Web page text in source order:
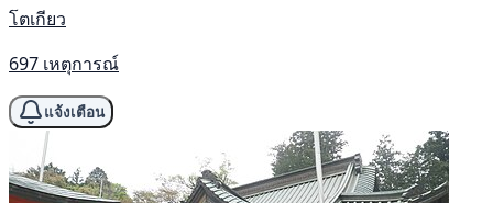
โตเกียว
697 เหตุการณ์
แจ้งเตือน